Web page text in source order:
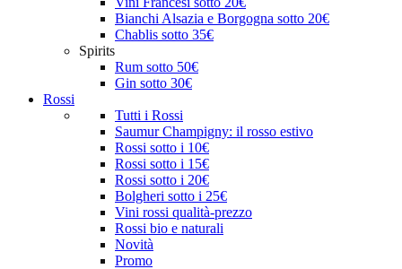
Bianchi Alsazia e Borgogna sotto 20€
Chablis sotto 35€
Spirits
Rum sotto 50€
Gin sotto 30€
Rossi
Tutti i Rossi
Saumur Champigny: il rosso estivo
Rossi sotto i 10€
Rossi sotto i 15€
Rossi sotto i 20€
Bolgheri sotto i 25€
Vini rossi qualità-prezzo
Rossi bio e naturali
Novità
Promo